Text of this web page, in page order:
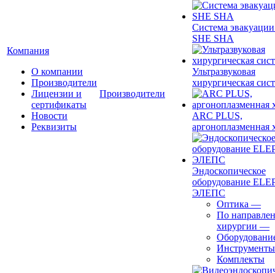
Компания
О компании
Производители
Лицензии и
сертификаты
Новости
Реквизиты
Производители
Система
SHE SHA
Ультразвуковая
хирургическая
ARC PLUS,
аргоноплазменная
Эндоскопическое
оборудование
ЭЛЕПС
Оптика —
По
хирургии —
Инструменты
Комплекты